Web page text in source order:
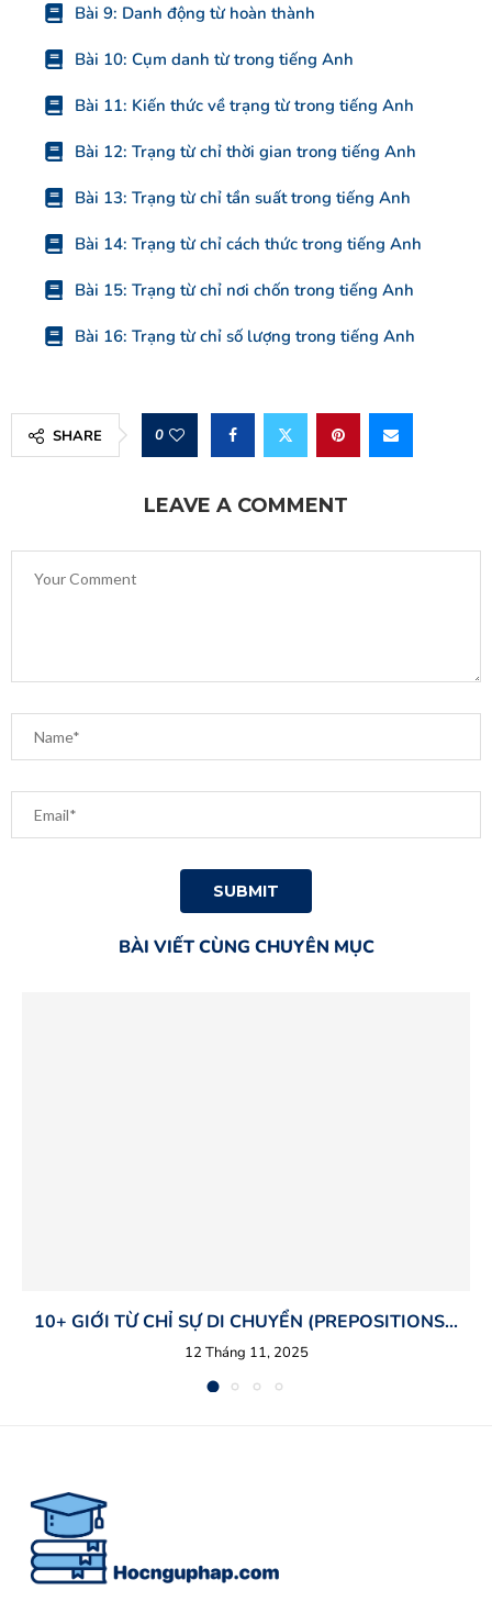
Bài 9: Danh động từ hoàn thành
Bài 10: Cụm danh từ trong tiếng Anh
Bài 11: Kiến thức về trạng từ trong tiếng Anh
Bài 12: Trạng từ chỉ thời gian trong tiếng Anh
Bài 13: Trạng từ chỉ tần suất trong tiếng Anh
Bài 14: Trạng từ chỉ cách thức trong tiếng Anh
Bài 15: Trạng từ chỉ nơi chốn trong tiếng Anh
Bài 16: Trạng từ chỉ số lượng trong tiếng Anh
SHARE 0
LEAVE A COMMENT
BÀI VIẾT CÙNG CHUYÊN MỤC
10+ GIỚI TỪ CHỈ SỰ DI CHUYỂN (PREPOSITIONS...
12 Tháng 11, 2025